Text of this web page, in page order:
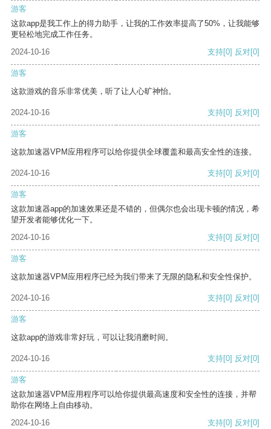
游客
这款app是我工作上的得力助手，让我的工作效率提高了50%，让我能够
更轻松地完成工作任务。
2024-10-16
支持[0] 反对[0]
游客
这款游戏的音乐非常优美，听了让人心旷神怡。
2024-10-16 支持[0] 反对[0]
游客
这款加速器VPM应用程序可以给你提供全球覆盖和最高安全性的连接。
2024-10-16 支持[0] 反对[0]
游客
这款加速器app的加速效果还是不错的，但偶尔也会出现卡顿的情况，希
望开发者能够优化一下。
2024-10-16
支持[0] 反对[0]
游客
这款加速器VPM应用程序已经为我们带来了无限的隐私和安全性保护。
2024-10-16 支持[0] 反对[0]
游客
这款app的游戏非常好玩，可以让我消磨时间。
2024-10-16 支持[0] 反对[0]
游客
这款加速器VPM应用程序可以给你提供最高速度和安全性的连接，并帮
助你在网络上自由移动。
2024-10-16
支持[0] 反对[0]